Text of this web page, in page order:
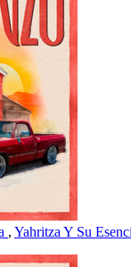
, Yahritza Y Su